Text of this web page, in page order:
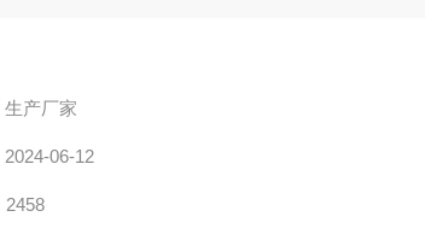
生产厂家
2024-06-12
2458